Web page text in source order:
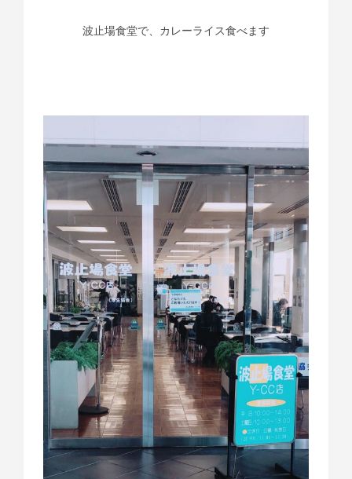
波止場食堂で、カレーライス食べます